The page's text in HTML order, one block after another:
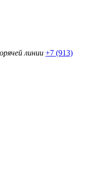
линии +7 (913)